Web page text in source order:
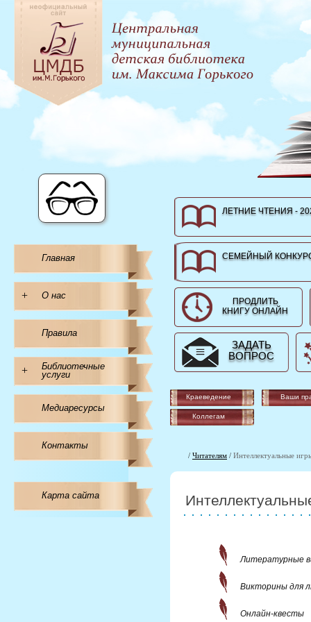
Главная
+ О нас
Правила
+
Библиотечные
услуги
Медиаресурсы
Контакты
Карта сайта
ЛЕТНИЕ ЧТЕНИЯ -
СЕМЕЙНЫЙ
ПРОДЛИТЬ
КНИГУ ОНЛАЙН
ЗАДАТЬ
ВОПРОС
Краеведение Ваши
Коллегам
/ Читателям / Интеллектуальные
Литературные
Викторины для
Онлайн-квесты